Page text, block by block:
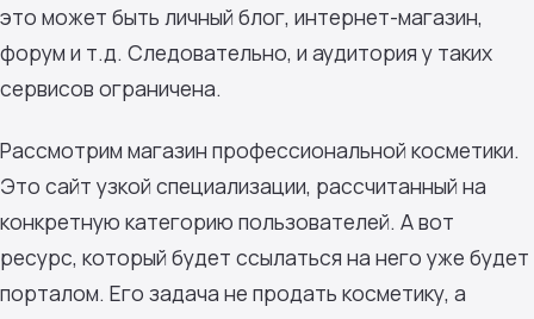
это может быть личный блог, интернет-магазин,
форум и т.д. Следовательно, и аудитория у таких
сервисов ограничена.
Рассмотрим магазин профессиональной косметики.
Это сайт узкой специализации, рассчитанный на
конкретную категорию пользователей. А вот
ресурс, который будет ссылаться на него уже будет
порталом. Его задача не продать косметику, а